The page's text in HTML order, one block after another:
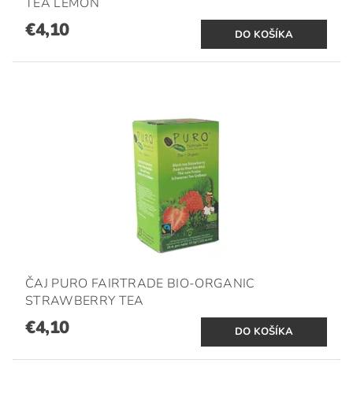
€4,10
ČAJ PURO FAIRTRADE BIO-ORGANIC
STRAWBERRY TEA
€4,10